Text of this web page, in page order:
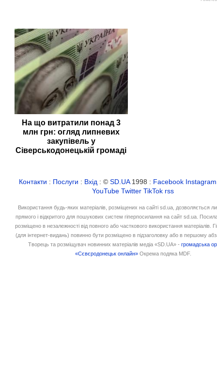
На що витратили понад 3
млн грн: огляд липневих
закупівель у
Сіверськодонецькій громаді
Контакти : Послуги : Вхід : ©SD.UA1998 : Facebook Instagram
YouTube Twitter TikTok rss
Використання будь-яких матеріалів, розміщених на сайті sd.ua, дозволяється
прямого і відкритого для пошукових систем гіперпосилання на сайт sd.ua.
розміщено в незалежності від повного або часткового використання матеріалів.
(для інтернет-видань) повинно бути розміщено в підзаголовку або в першому
Творець та розміщувач новинних матеріалів медіа «SD.UA» -громадська
«Сєвєродонецьк онлайн» Окрема подяка MDF.